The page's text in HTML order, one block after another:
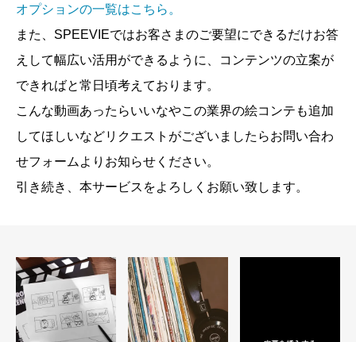
オプションの一覧はこちら。
また、SPEEVIEではお客さまのご要望にできるだけお答
えして幅広い活用ができるように、コンテンツの立案が
できればと常日頃考えております。
こんな動画あったらいいなやこの業界の絵コンテも追加
してほしいなどリクエストがございましたらお問い合わ
せフォームよりお知らせください。
引き続き、本サービスをよろしくお願い致します。